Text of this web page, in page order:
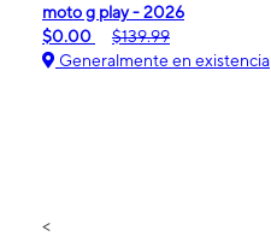
moto g play - 2026
$0.00
$139.99
Generalmente en existencia
<